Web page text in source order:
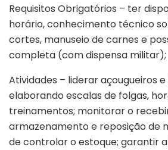
Requisitos Obrigatórios – ter
horário, conhecimento técnico
cortes, manuseio de carnes e
completa (com dispensa militar);
Atividades – liderar açougueiros
elaborando escalas de folgas,
treinamentos; monitorar o
armazenamento e reposição de
de controlar o estoque; garantir